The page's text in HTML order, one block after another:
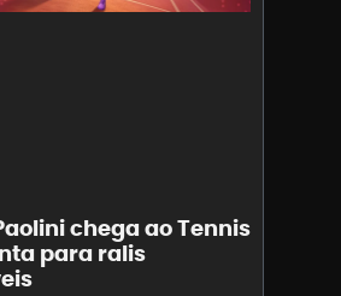
chega ao Tennis
para ralis